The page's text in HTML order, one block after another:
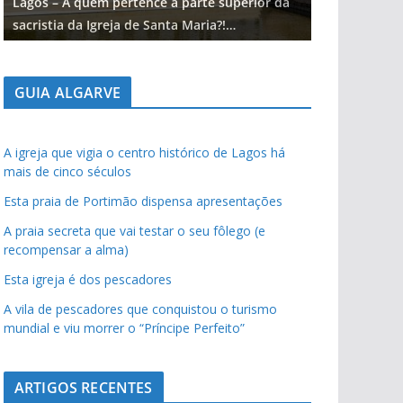
sacristia da Igreja de Santa Maria?!…
GUIA ALGARVE
A igreja que vigia o centro histórico de Lagos há
mais de cinco séculos
Esta praia de Portimão dispensa apresentações
A praia secreta que vai testar o seu fôlego (e
recompensar a alma)
Esta igreja é dos pescadores
A vila de pescadores que conquistou o turismo
mundial e viu morrer o “Príncipe Perfeito”
ARTIGOS RECENTES